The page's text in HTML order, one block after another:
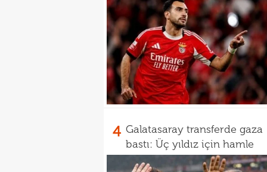
4 Galatasaray transferde gaza
bastı: Üç yıldız için hamle